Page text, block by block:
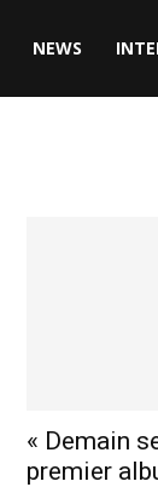
NEWS
« Demain
premier